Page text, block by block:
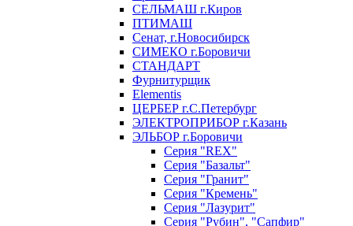
СЕЛЬМАШ г.Киров
ПТИМАШ
Сенат, г.Новосибирск
СИМЕКО г.Боровичи
СТАНДАРТ
Фурнитурщик
Elementis
ЦЕРБЕР г.С.Петербург
ЭЛЕКТРОПРИБОР г.Казань
ЭЛЬБОР г.Боровичи
Серия "REX"
Серия "Базальт"
Серия "Гранит"
Серия "Кремень"
Серия "Лазурит"
Серия "Рубин", "Сапфир"